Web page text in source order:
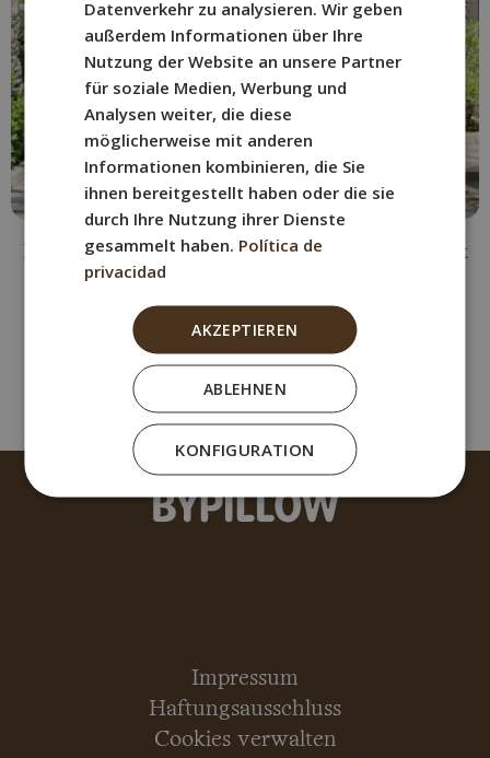
Die Promenade Explanada de Alicante: Ein Mosaik
7. Mai 2024
Ver más
Impressum
Haftungsausschluss
Cookies verwalten
GERMAN
Datenverkehr zu analysieren. Wir geben
außerdem Informationen über Ihre
Nutzung der Website an unsere Partner
für soziale Medien, Werbung und
Analysen weiter, die diese
möglicherweise mit anderen
Informationen kombinieren, die Sie
ihnen bereitgestellt haben oder die sie
durch Ihre Nutzung ihrer Dienste
gesammelt haben. Política de
privacidad
AKZEPTIEREN
ABLEHNEN
KONFIGURATION